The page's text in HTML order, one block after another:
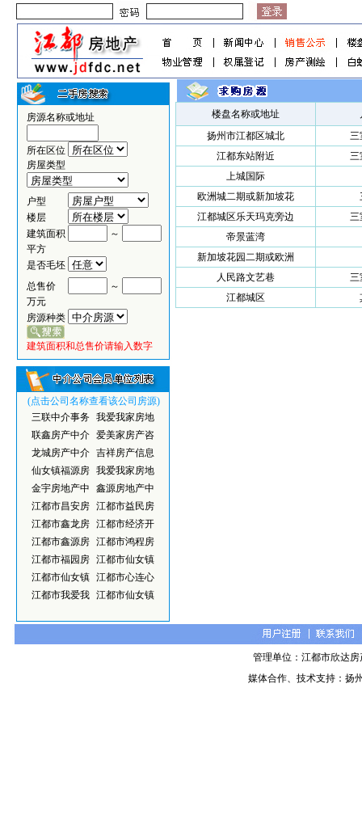
房源名称或地址
所在区位
房屋类型
户型
楼层
建筑面积
～
平方
是否毛坯
总售价
～
万元
房源种类
建筑面积和总售价请输入数字
(点击公司名称查看该公司房源)
三联中介事务
我爱我家房地
联鑫房产中介
爱美家房产咨
龙城房产中介
吉祥房产信息
仙女镇福源房
我爱我家房地
金宇房地产中
鑫源房地产中
江都市昌安房
江都市益民房
江都市鑫龙房
江都市经济开
江都市鑫源房
江都市鸿程房
江都市福园房
江都市仙女镇
江都市仙女镇
江都市心连心
江都市我爱我
江都市仙女镇
楼盘名称或地址
扬州市江都区城北
三
江都东站附近
三
上城国际
欧洲城二期或新加坡花
江都城区乐天玛克旁边
三
帝景蓝湾
新加坡花园二期或欧洲
人民路文艺巷
三
江都城区
管理单位：江都市欣达
媒体合作、技术支持：扬